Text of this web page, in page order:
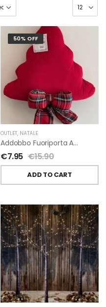
50% OFF
OUTLET, NATALE
Addobbo Fuoriporta Alberello Velluto Rosso Con Fiocchetto Tartan
€7.95 €15.90
ADD TO CART